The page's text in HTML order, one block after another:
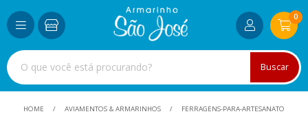
Buscar
0
HOME AVIAMENTOS & ARMARINHOS FERRAGENS-PARA-ARTESANATO